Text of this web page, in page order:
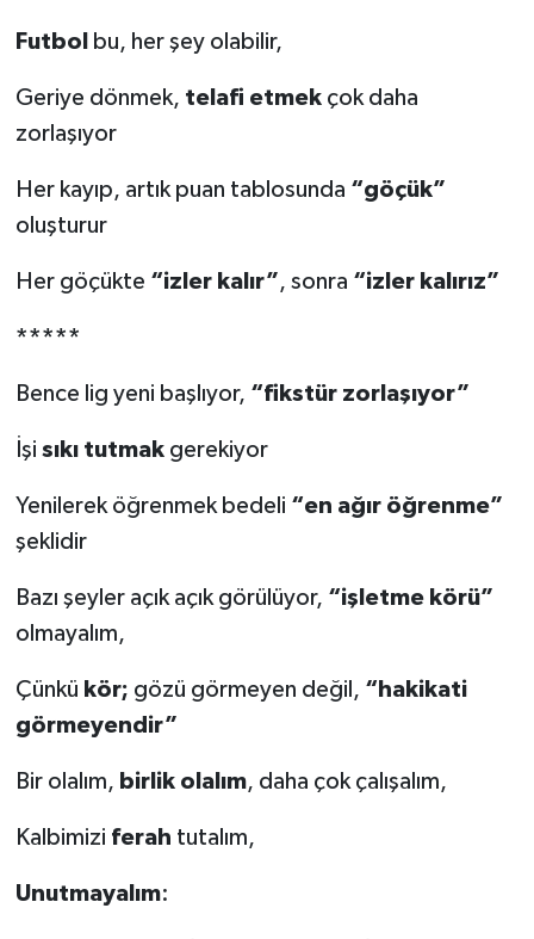
Futbol bu, her şey olabilir,
Geriye dönmek, telafi etmekçok daha
zorlaşıyor
Her kayıp, artık puan tablosunda “göçük”
oluşturur
Her göçükte “izler kalır”, sonra “izler kalırız”
*****
Bence lig yeni başlıyor, “fikstür zorlaşıyor”
İşi sıkı tutmakgerekiyor
Yenilerek öğrenmek bedeli “en ağır öğrenme”
şeklidir
Bazı şeyler açık açık görülüyor, “işletme körü”
olmayalım,
Çünkü kör; gözü görmeyen değil, “hakikati
görmeyendir”
Bir olalım, birlik olalım, daha çok çalışalım,
Kalbimizi ferah tutalım,
Unutmayalım: